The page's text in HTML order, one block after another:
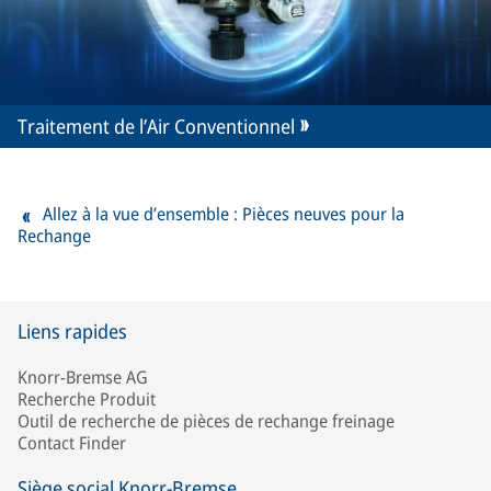
Traitement de l’Air Conventionnel
Allez à la vue d’ensemble : Pièces neuves pour la
Rechange
Liens rapides
Knorr-Bremse AG
Recherche Produit
Outil de recherche de pièces de rechange freinage
Contact Finder